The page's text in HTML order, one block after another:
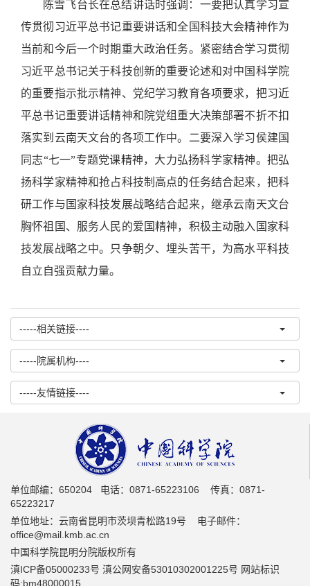
陈雪飞台长在总结讲话时强调：一要把认真学习宣
传贯彻习近平总书记重要讲话和全国科技大会精神作为
当前和今后一个时期重大政治任务。紧密结合学习贯彻
习近平总书记关于科技创新的重要论述和对中国科学院
的重要指示批示精神、党纪学习教育各项要求，把习近
平总书记重要讲话精神和院党组重大决策部署不折不扣
落实到云南天文台的各项工作中。二要深入学习侯建国
同志“七一”专题党课精神，大力弘扬科学家精神。把弘
扬科学家精神和抢占科技制高点的任务结合起来，把科
研工作与国家科技发展战略结合起来，继承云南天文台
胸怀祖国、服务人民的爱国精神，积极主动融入国家科
技发展战略之中。只争朝夕、埋头苦干，为高水平科技
自立自强贡献力量。
-----相关链接----
-----院属机构----
-----友情链接----
单位邮编：650204 电话：0871-65223106 传真：0871-
65223217
单位地址：云南省昆明市茨坝青松路19号 电子邮件：
office@mail.kmb.ac.cn
中国科学院昆明分院版权所有
滇ICP备05000233号 滇公网安备53010302001225号 网站标识
码:bm48000015